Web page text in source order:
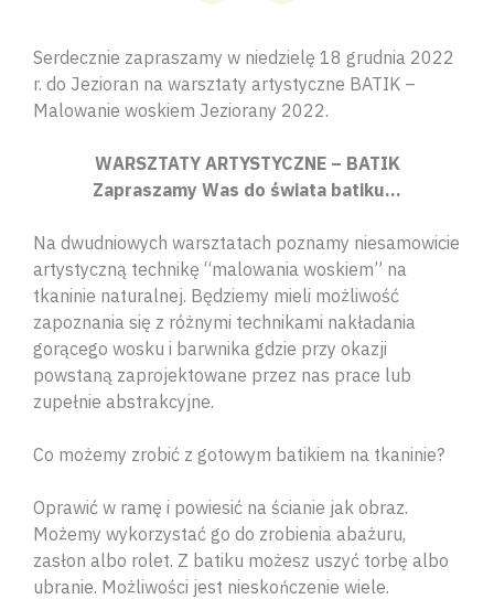
Serdecznie zapraszamy w niedzielę 18 grudnia 2022
r. do Jezioran na warsztaty artystyczne BATIK –
Malowanie woskiem Jeziorany 2022.
WARSZTATY ARTYSTYCZNE – BATIK
Zapraszamy Was do świata batiku…
Na dwudniowych warsztatach poznamy niesamowicie
artystyczną technikę “malowania woskiem” na
tkaninie naturalnej. Będziemy mieli możliwość
zapoznania się z różnymi technikami nakładania
gorącego wosku i barwnika gdzie przy okazji
powstaną zaprojektowane przez nas prace lub
zupełnie abstrakcyjne.
Co możemy zrobić z gotowym batikiem na tkaninie?
Oprawić w ramę i powiesić na ścianie jak obraz.
Możemy wykorzystać go do zrobienia abażuru,
zasłon albo rolet. Z batiku możesz uszyć torbę albo
ubranie. Możliwości jest nieskończenie wiele.